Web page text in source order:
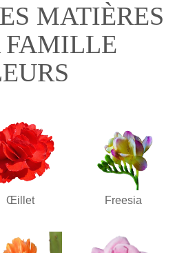
MATIÈRES
FAMILLE
Œillet Freesia